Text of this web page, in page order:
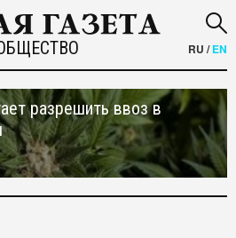
RU /EN
разрешить ввоз в